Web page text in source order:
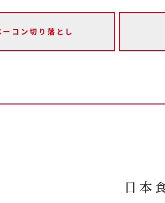
ーコン切り落とし
日本